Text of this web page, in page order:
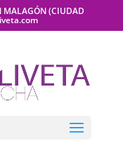
MALAGÓN (CIUDAD